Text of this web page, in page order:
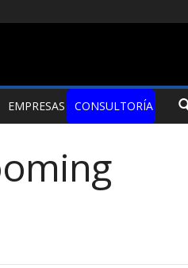
EMPRESAS CONSULTORÍA